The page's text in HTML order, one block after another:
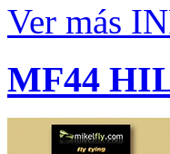
Ver más
MF44